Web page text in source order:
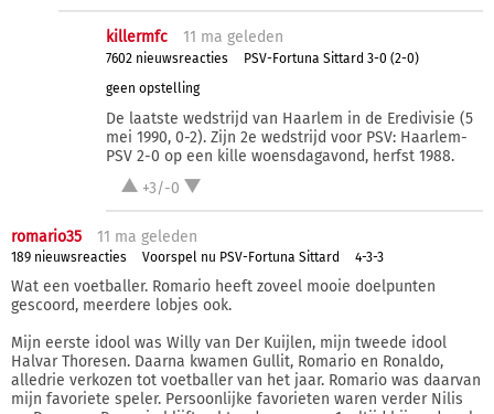
killermfc 11 ma geleden
7602 nieuwsreacties
PSV-Fortuna Sittard 3-0 (2-0)
geen opstelling
De laatste wedstrijd van Haarlem in de Eredivisie (5
mei 1990, 0-2). Zijn 2e wedstrijd voor PSV: Haarlem-
PSV 2-0 op een kille woensdagavond, herfst 1988.
+3/-0
romario35 11 ma geleden
189 nieuwsreacties Voorspel nu PSV-Fortuna Sittard 4-3-3
Wat een voetballer. Romario heeft zoveel mooie doelpunten
gescoord, meerdere lobjes ook.
Mijn eerste idool was Willy van Der Kuijlen, mijn tweede idool
Halvar Thoresen. Daarna kwamen Gullit, Romario en Ronaldo,
alledrie verkozen tot voetballer van het jaar. Romario was daarvan
mijn favoriete speler. Persoonlijke favorieten waren verder Nilis